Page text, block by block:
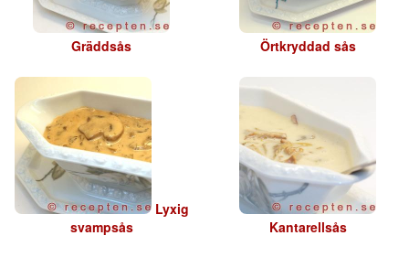
Gräddsås Örtkryddad sås
Lyxig
svampsås
Kantarellsås